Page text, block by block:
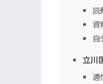
読
資
自
立川
適